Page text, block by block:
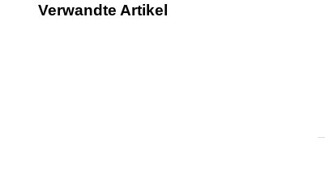
Verwandte Artikel